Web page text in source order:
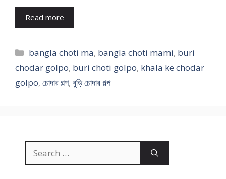
Read more
Categories
bangla choti ma, bangla choti mami, buri
chodar golpo, buri choti golpo, khala ke chodar
golpo, চোদার গল্প, বুড়ি চোদার গল্প
for: